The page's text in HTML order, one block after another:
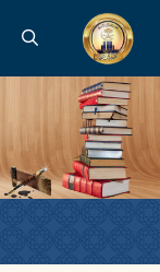
انتقل
المحتوى